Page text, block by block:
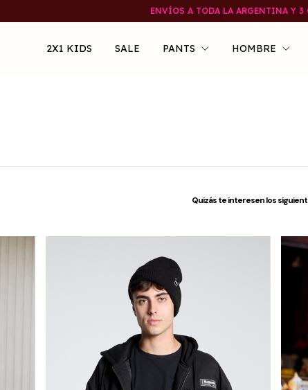
ENVÍOS A TODA LA ARGENTINA Y 3
2X1 KIDS SALE PANTS HOMBRE
Quizás te interesen los